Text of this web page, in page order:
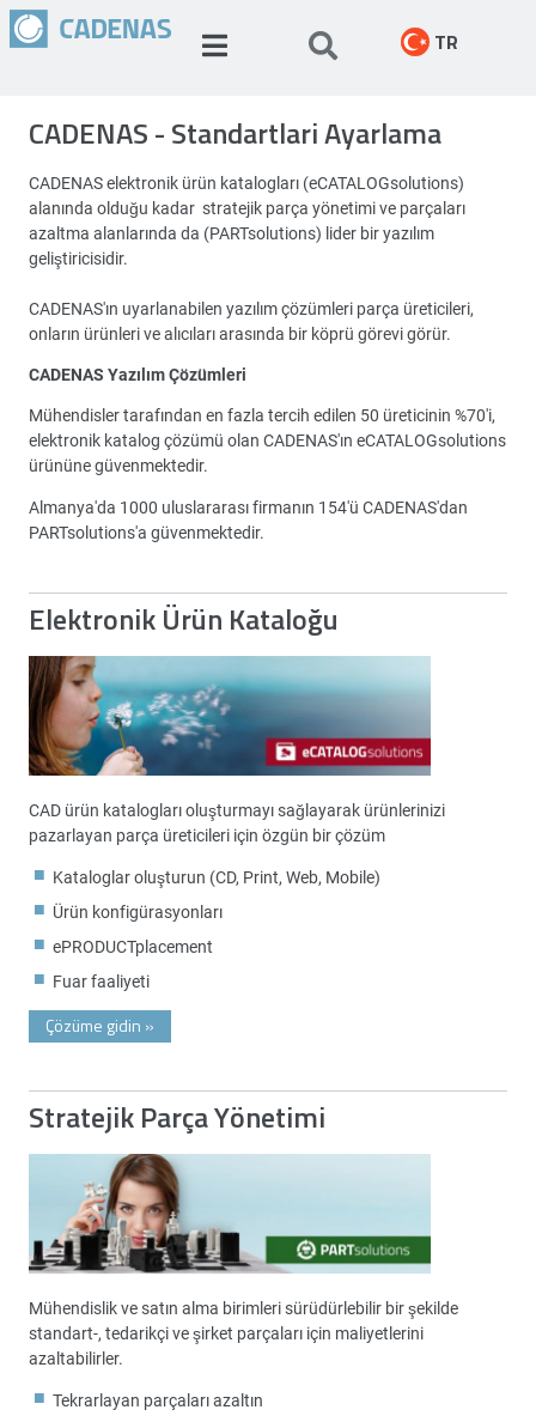
TR
CADENAS - Standartlari Ayarlama
CADENAS elektronik ürün katalogları (eCATALOGsolutions)
alanında olduğu kadar stratejik parça yönetimi ve parçaları
azaltma alanlarında da (PARTsolutions) lider bir yazılım
geliştiricisidir.
CADENAS'ın uyarlanabilen yazılım çözümleri parça üreticileri,
onların ürünleri ve alıcıları arasında bir köprü görevi görür.
CADENAS Yazılım Çözümleri
Mühendisler tarafından en fazla tercih edilen 50 üreticinin %70'i,
elektronik katalog çözümü olan CADENAS'ın eCATALOGsolutions
ürününe güvenmektedir.
Almanya'da 1000 uluslararası firmanın 154'ü CADENAS'dan
PARTsolutions'a güvenmektedir.
Elektronik Ürün Kataloğu
CAD ürün katalogları oluşturmayı sağlayarak ürünlerinizi
pazarlayan parça üreticileri için özgün bir çözüm
Kataloglar oluşturun (CD, Print, Web, Mobile)
Ürün konfigürasyonları
ePRODUCTplacement
Fuar faaliyeti
Çözüme gidin »
Stratejik Parça Yönetimi
Mühendislik ve satın alma birimleri sürüdürlebilir bir şekilde
standart-, tedarikçi ve şirket parçaları için maliyetlerini
azaltabilirler.
Tekrarlayan parçaları azaltın